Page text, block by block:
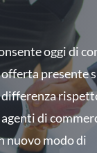
oggi di
presente
di
nuovo modo di